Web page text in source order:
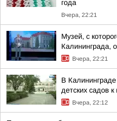
года
Вчера, 22:21
Музей, с
Калининграда,
Вчера, 22:21
В
детских садов
Вчера, 22:12